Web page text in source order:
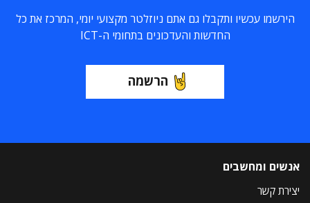
הירשמו עכשיו ותקבלו גם אתם ניוזלטר מקצועי יומי, המרכז את כל
החדשות והעדכונים בתחומי ה-ICT
הרשמה
אנשים ומחשבים
יצירת קשר